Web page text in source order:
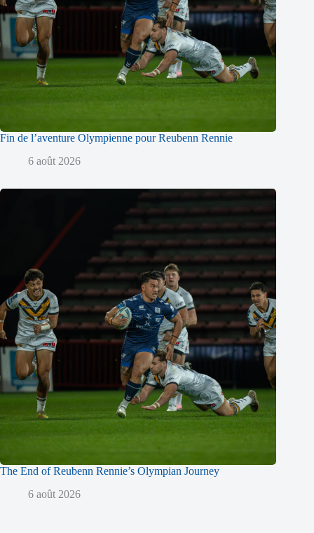
Fin de l’aventure Olympienne pour Reubenn Rennie
6 août 2026
The End of Reubenn Rennie’s Olympian Journey
6 août 2026